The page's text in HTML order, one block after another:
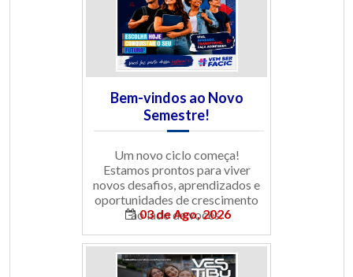
Bem-vindos ao Novo
Semestre!
Um novo ciclo começa!
Estamos prontos para viver
novos desafios, aprendizados e
oportunidades de crescimento
ao lado de vocês.
03 de Ago, 2026